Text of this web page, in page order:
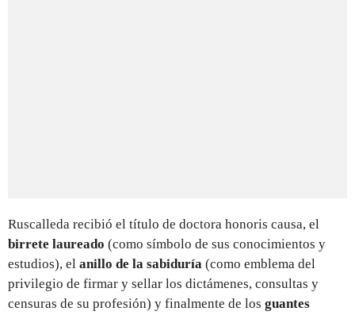
Ruscalleda recibió el título de doctora honoris causa, el
birrete laureado (como símbolo de sus conocimientos y
estudios), el anillo de la sabiduría (como emblema del
privilegio de firmar y sellar los dictámenes, consultas y
censuras de su profesión) y finalmente de los guantes